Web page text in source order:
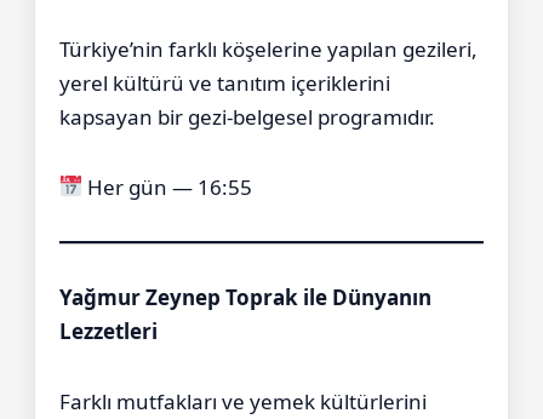
Türkiye’nin farklı köşelerine yapılan gezileri,
yerel kültürü ve tanıtım içeriklerini
kapsayan bir gezi-belgesel programıdır.
Her gün — 16:55
Yağmur Zeynep Toprak ile Dünyanın
Lezzetleri
Farklı mutfakları ve yemek kültürlerini